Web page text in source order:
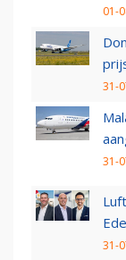
01-
31-
31-
31-